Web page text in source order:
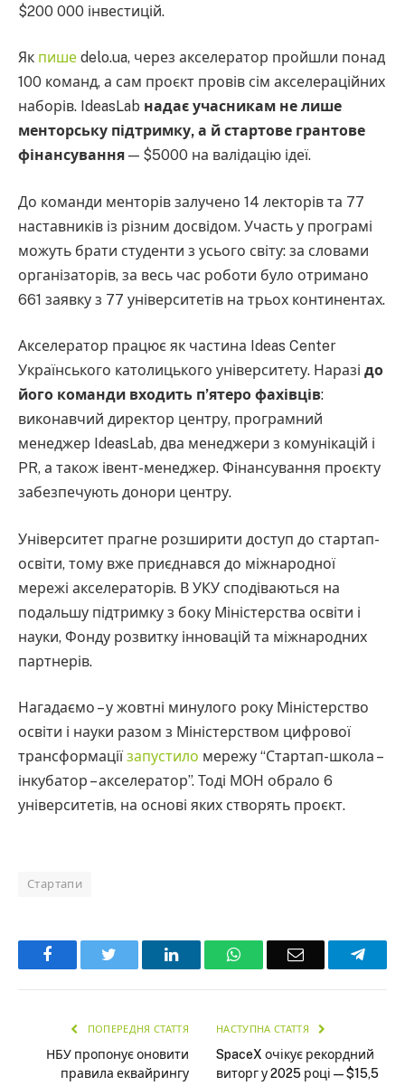
$200 000 інвестицій.
Як пише delo.ua, через акселератор пройшли понад
100 команд, а сам проєкт провів сім акселераційних
наборів. IdeasLab надає учасникам не лише
менторську підтримку, а й стартове грантове
фінансування — $5000 на валідацію ідеї.
До команди менторів залучено 14 лекторів та 77
наставників із різним досвідом. Участь у програмі
можуть брати студенти з усього світу: за словами
організаторів, за весь час роботи було отримано
661 заявку з 77 університетів на трьох континентах.
Акселератор працює як частина Ideas Center
Українського католицького університету. Наразі до
його команди входить п’ятеро фахівців:
виконавчий директор центру, програмний
менеджер IdeasLab, два менеджери з комунікацій і
PR, а також івент-менеджер. Фінансування проєкту
забезпечують донори центру.
Університет прагне розширити доступ до стартап-
освіти, тому вже приєднався до міжнародної
мережі акселераторів. В УКУ сподіваються на
подальшу підтримку з боку Міністерства освіти і
науки, Фонду розвитку інновацій та міжнародних
партнерів.
Нагадаємо – у жовтні минулого року Міністерство
освіти і науки разом з Міністерством цифрової
трансформаціїзапустило мережу “Стартап-школа –
інкубатор – акселератор”. Тоді МОН обрало 6
університетів, на основі яких створять проєкт.
Стартапи
Facebook LinkedInWhatsAppEmail
ПОПЕРЕДНЯ СТАТТЯ
НБУ пропонує оновити
правила еквайрингу
НАСТУПНА СТАТТЯ
SpaceX очікує рекордний
виторг у 2025 році — $15,5